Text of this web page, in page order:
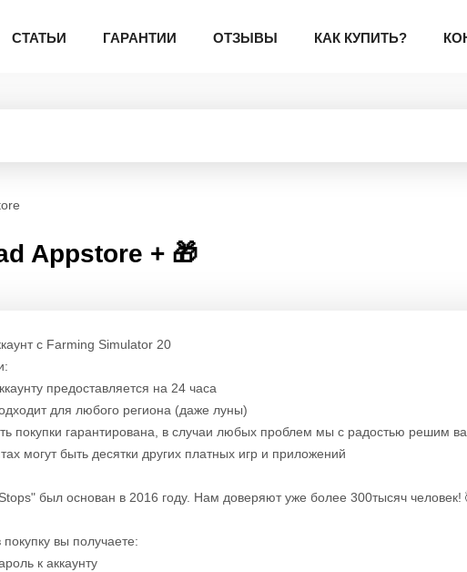
СТАТЬИ ГАРАНТИИ ОТЗЫВЫ КАК КУПИТЬ?
Appstore + 🎁
с Farming Simulator 20
предоставляется на 24 часа
для любого региона (даже луны)
покупки гарантирована, в случаи любых проблем мы с радостью решим
могут быть десятки других платных игр и приложений
был основан в 2016 году. Нам доверяют уже более 300тысяч человек!
вы получаете:
к аккаунту